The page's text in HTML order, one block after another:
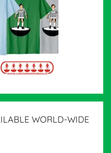
WORLD-WIDE